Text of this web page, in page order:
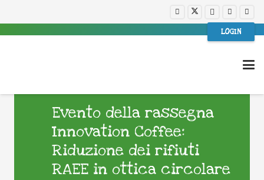
LOGIN
Evento della rassegna
Innovation Coffee:
Riduzione dei rifiuti
RAEE in ottica circolare